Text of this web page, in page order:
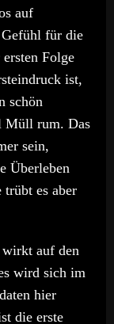
auf
Gefühl für die
Folge
ist,
schön
Müll rum. Das
sein,
Überleben
trübt es aber
auf den
wird sich im
hier
die erste